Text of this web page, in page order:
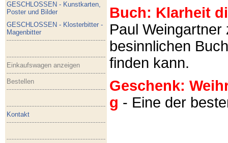
GESCHLOSSEN - Kunstkarten,
Poster und Bilder
GESCHLOSSEN - Klosterbitter -
Magenbitter
Einkaufswagen anzeigen
Bestellen
Kontakt
Buch: Klarheit
Paul
besinnlichen
finden kann.
Geschenk:
g - Eine der